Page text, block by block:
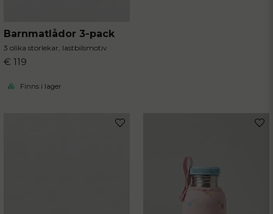
Barnmatlådor 3-pack
3 olika storlekar, lastbilsmotiv
€ 119
Finns i lager